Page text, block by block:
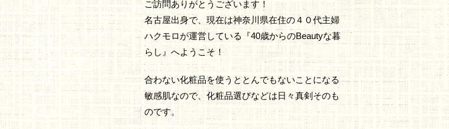
ご訪問ありがとうございます！
名古屋出身で、現在は神奈川県在住の４０代主婦
ハクモロが運営している『40歳からのBeautyな暮
らし』へようこそ！
合わない化粧品を使うととんでもないことになる
敏感肌なので、化粧品選びなどは日々真剣そのも
のです。